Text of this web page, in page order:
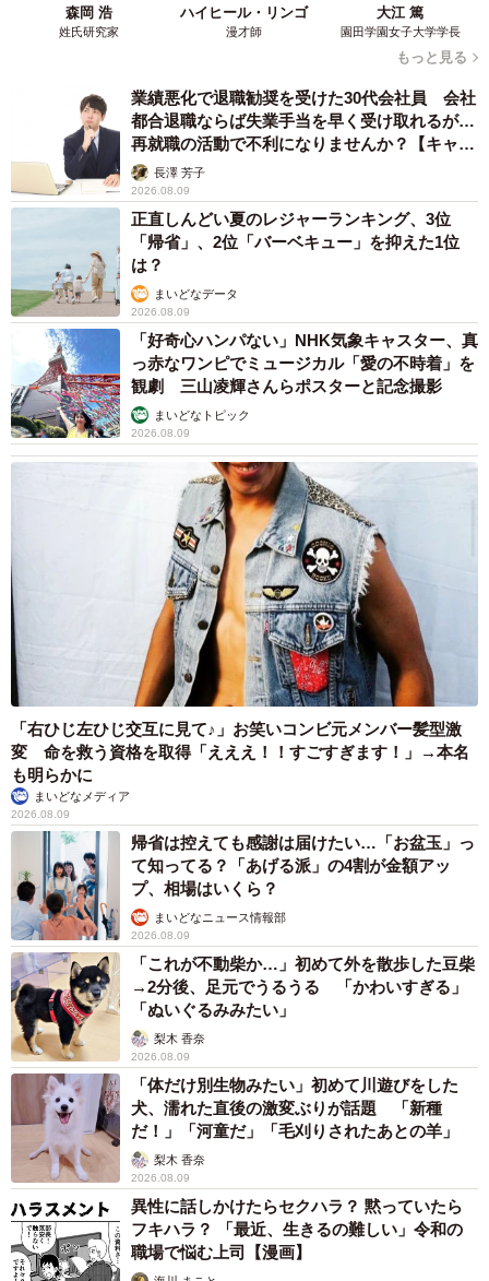
業績悪化で退職勧奨を受けた30代会社員 会社
都合退職ならば失業手当を早く受け取れるが…
再就職の活動で不利になりませんか？【キャリ
アカウンセラーが解説】
長澤 芳子
2026.08.09
正直しんどい夏のレジャーランキング、3位
「帰省」、2位「バーベキュー」を抑えた1位
は？
まいどなデータ
2026.08.09
「好奇心ハンパない」NHK気象キャスター、真
っ赤なワンピでミュージカル「愛の不時着」を
観劇 三山凌輝さんらポスターと記念撮影
まいどなトピック
2026.08.09
「右ひじ左ひじ交互に見て♪」お笑いコンビ元メンバー髪型激
変 命を救う資格を取得「えええ！！すごすぎます！」→本名
も明らかに
まいどなメディア
2026.08.09
プ、相場はいくら？
まいどなニュース情報部
2026.08.09
「これが不動柴か…」初めて外を散歩した豆柴
→2分後、足元でうるうる 「かわいすぎる」
「ぬいぐるみみたい」
梨木 香奈
2026.08.09
「体だけ別生物みたい」初めて川遊びをした
犬、濡れた直後の激変ぶりが話題 「新種
だ！」「河童だ」「毛刈りされたあとの羊」
梨木 香奈
2026.08.09
異性に話しかけたらセクハラ？ 黙っていたら
フキハラ？ 「最近、生きるの難しい」令和の
職場で悩む上司【漫画】
海川 まこと
2026.08.09